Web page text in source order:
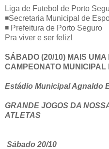
Liga de Futebol de Porto
◾Secretaria Municipal de
◾ Prefeitura de Porto Seguro
Pra viver e ser feliz!
SÁBADO (20/10) MAIS UMA
CAMPEONATO
Estádio Municipal Agnaldo
GRANDE JOGOS DA
ATLETAS
Sábado 20/10